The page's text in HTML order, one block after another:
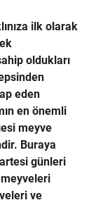
ilk olarak
oldukları
eden
en önemli
meyve
Buraya
günleri
ve